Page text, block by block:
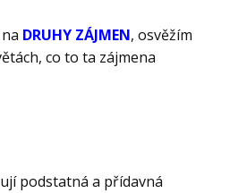
DRUHY ZÁJMEN, osvěžím
co to ta zájmena
podstatná a přídavná